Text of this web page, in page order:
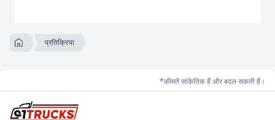
प्रतिक्रिया
*कीमतें सांकेतिक हैं और बदल सकती हैं।